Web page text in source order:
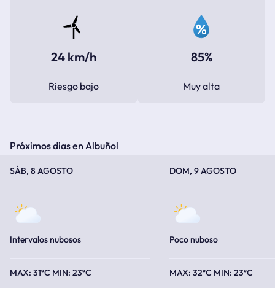
24 km/h
Riesgo bajo
85%
Muy alta
Próximos dias en Albuñol
SÁB, 8 AGOSTO
Intervalos nubosos
31ºC 23ºC
DOM, 9 AGOSTO
Poco nuboso
32ºC 23ºC